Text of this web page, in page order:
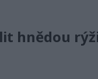
hnědou